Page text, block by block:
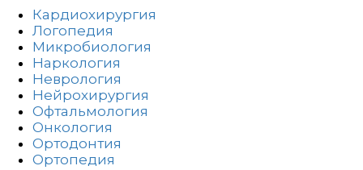
Кардиохирургия
Логопедия
Микробиология
Наркология
Неврология
Нейрохирургия
Офтальмология
Онкология
Ортодонтия
Ортопедия